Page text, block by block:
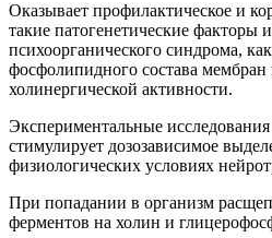
Оказывает профилактическое и
такие патогенетические факторы
психоорганического синдрома,
фосфолипидного состава
холинергической активности.
Экспериментальные
стимулирует дозозависимое
физиологических условиях
При попадании в организм
ферментов на холин и